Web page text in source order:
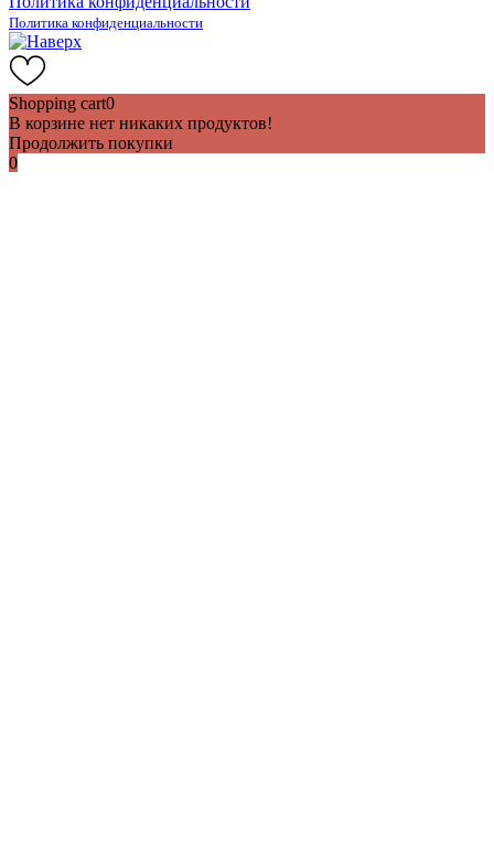
Политика конфиденциальности
Shopping cart0
В корзине нет никаких продуктов!
Продолжить покупки
0